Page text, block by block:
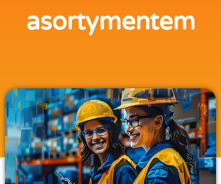
asortymentem